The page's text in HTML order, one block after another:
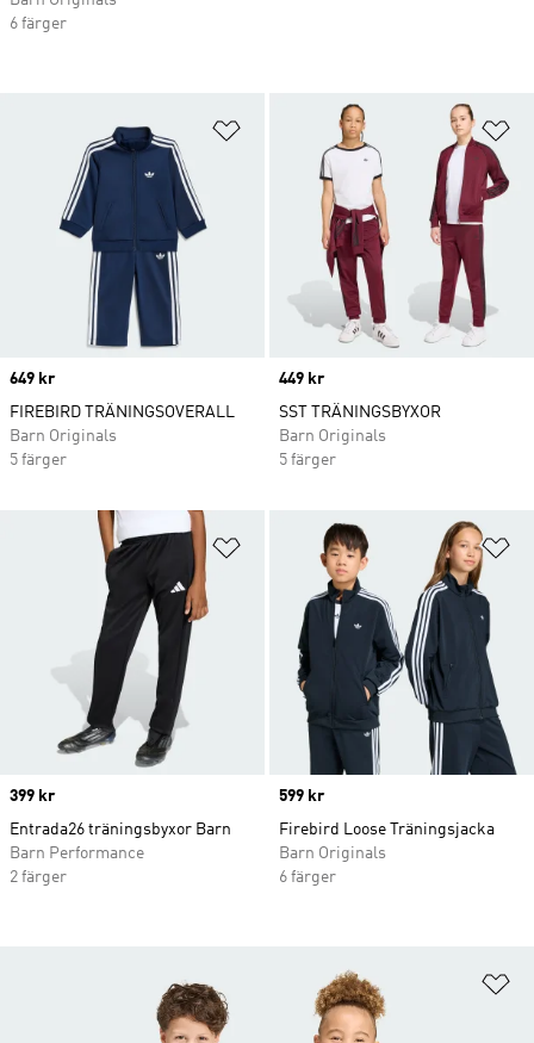
Lägg till på önskelistan
Price
649 kr
FIREBIRD TRÄNINGSOVERALL
Barn Originals
5 färger
Price
449 kr
SST TRÄNINGSBYXOR
Barn Originals
5 färger
Lägg till på önskelistan
Price
399 kr
Entrada26 träningsbyxor Barn
Barn Performance
2 färger
Price
599 kr
Firebird Loose Träningsjacka
Barn Originals
6 färger
6 färger